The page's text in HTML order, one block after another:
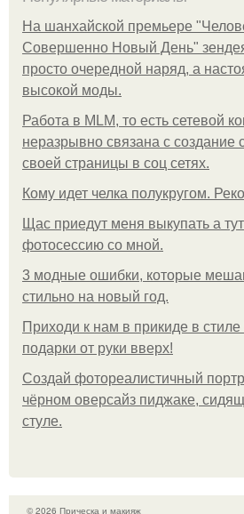
На шанхайской премьере
Совершенно Новый День"
просто очередной наряд, а
высокой моды.
Работа в MLM, то есть сетевой
неразрывно связана с создание
своей страницы в соц сетях.
Кому идет челка полукругом.
Щас приедут меня выкупать а
фотосессию со мной.
3 модные ошибки, которые
стильно на новый год.
Приходи к нам в прикиде в стиле
подарки от руки вверх!
Создай фотореалистичный
чёрном оверсайз пиджаке,
стуле.
© 2026 Прическа и макияж